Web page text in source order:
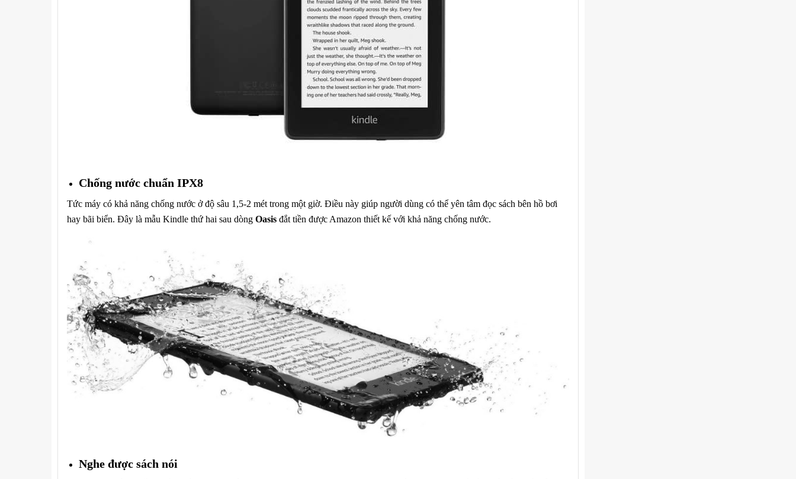
Chống nước chuẩn IPX8
Tức máy có khả năng chống nước ở độ sâu 1,5-2 mét trong một giờ. Điều này giúp người dùng có thể yên tâm đọc sách bên hồ bơi
hay bãi biển. Đây là mẫu Kindle thứ hai sau dòng Oasis đắt tiền được Amazon thiết kế với khả năng chống nước.
Nghe được sách nói